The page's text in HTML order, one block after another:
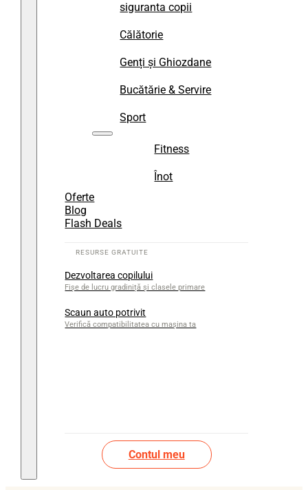
siguranta copii
Călătorie
Genți și Ghiozdane
Bucătărie & Servire
Sport
Fitness
Înot
Oferte
Blog
Flash Deals
Dezvoltarea copilului
Fișe de lucru gradiniță și clasele primare
Scaun auto potrivit
Verifică compatibilitatea cu mașina ta
Contul meu